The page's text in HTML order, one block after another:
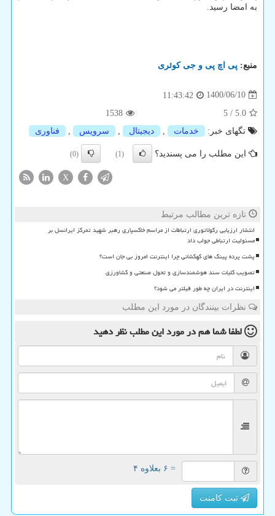
به امضا رسید.
منبع: پی اچ پی و جی كوئری
1400/06/10
11:43:42
5.0
/
5
1538
تگهای خبر:
خدمات , دیجیتال , سرویس , فناوری
این مطلب را می پسندید؟ (1)
(0)
X
تازه ترین مطالب مرتبط
انتشار ارزیابی رگولاتوری ارتباطات از مراسم خاکسپاری رهبر شهید تمرکز ایرانسل بر
مسئولیت ارتباطی جواب داد
پشت پرده پینگ های کهکشانی چرا اینترنت امروز بی جان است؟
تصویب کلیات سند هوشمندسازی و تحول صنعتی و کشاورزی
اینترنت در ایران چه طور فیلتر می شود؟
نظرات بینندگان در مورد این مطلب
لطفا شما همدر مورد این مطلبنظر دهید
= ۶ بعلاوه ۴
ثبت کامنت